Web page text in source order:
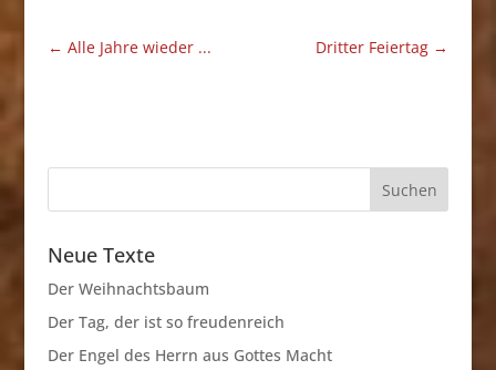
← Alle Jahre wieder ... Dritter Feiertag →
Neue Texte
Der Weihnachtsbaum
Der Tag, der ist so freudenreich
Der Engel des Herrn aus Gottes Macht